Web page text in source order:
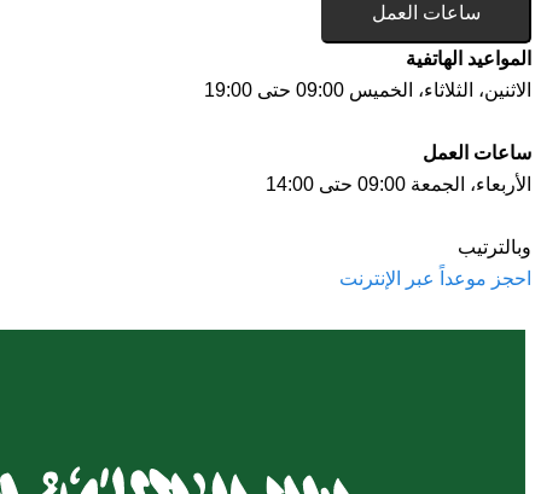
ساعات العمل
المواعيد الهاتفية
الاثنين، الثلاثاء، الخميس 09:00 حتى 19:00
ساعات العمل
الأربعاء، الجمعة 09:00 حتى 14:00
وبالترتيب
احجز موعداً عبر الإنترنت